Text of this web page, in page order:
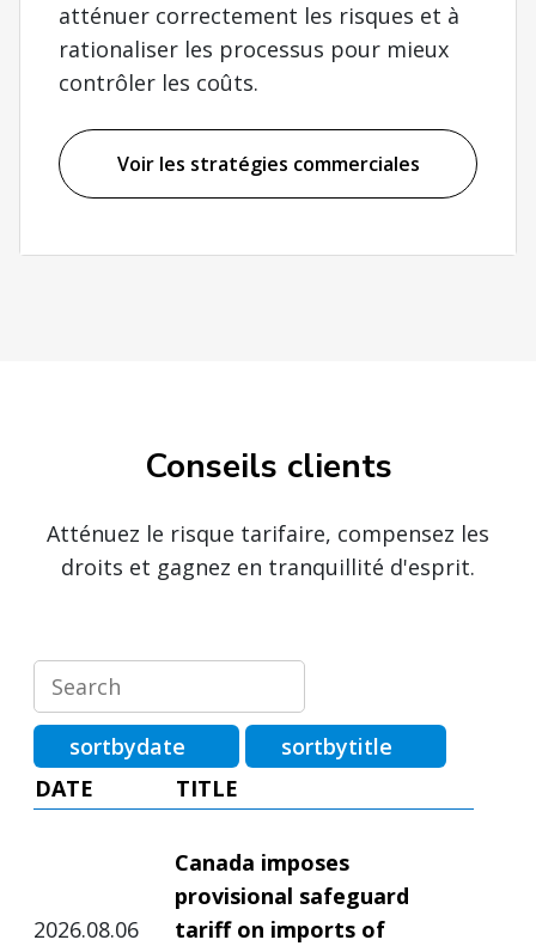
atténuer correctement les risques et à
rationaliser les processus pour mieux
contrôler les coûts.
Voir les stratégies commerciales
Conseils clients
Atténuez le risque tarifaire, compensez les
droits et gagnez en tranquillité d'esprit.
sortbydate
sortbytitle
DATE
TITLE
2026.08.06
Canada imposes
provisional safeguard
tariff on imports of